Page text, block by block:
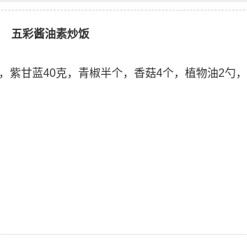
五彩酱油素炒饭
紫甘蓝40克，青椒半个，香菇4个，植物油2勺